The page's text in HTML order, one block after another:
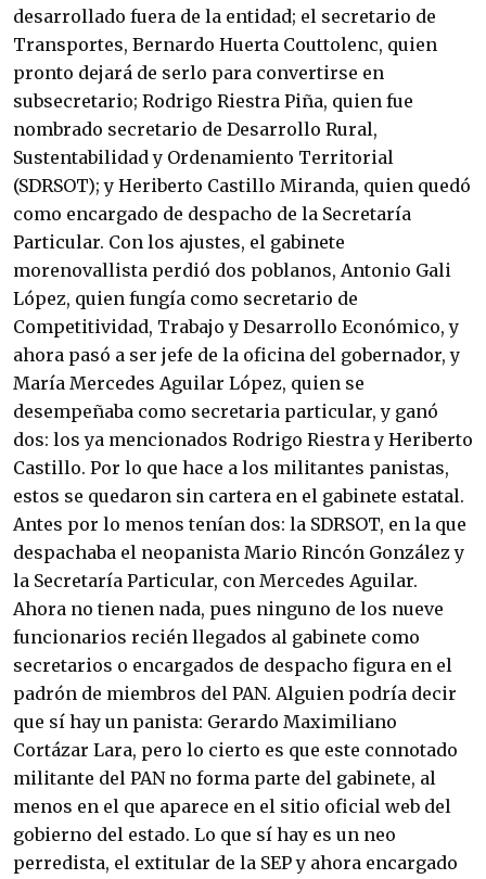
desarrollado fuera de la entidad; el secretario de
Transportes, Bernardo Huerta Couttolenc, quien
pronto dejará de serlo para convertirse en
subsecretario; Rodrigo Riestra Piña, quien fue
nombrado secretario de Desarrollo Rural,
Sustentabilidad y Ordenamiento Territorial
(SDRSOT); y Heriberto Castillo Miranda, quien quedó
como encargado de despacho de la Secretaría
Particular. Con los ajustes, el gabinete
morenovallista perdió dos poblanos, Antonio Gali
López, quien fungía como secretario de
Competitividad, Trabajo y Desarrollo Económico, y
ahora pasó a ser jefe de la oficina del gobernador, y
María Mercedes Aguilar López, quien se
desempeñaba como secretaria particular, y ganó
dos: los ya mencionados Rodrigo Riestra y Heriberto
Castillo. Por lo que hace a los militantes panistas,
estos se quedaron sin cartera en el gabinete estatal.
Antes por lo menos tenían dos: la SDRSOT, en la que
despachaba el neopanista Mario Rincón González y
la Secretaría Particular, con Mercedes Aguilar.
Ahora no tienen nada, pues ninguno de los nueve
funcionarios recién llegados al gabinete como
secretarios o encargados de despacho figura en el
padrón de miembros del PAN. Alguien podría decir
que sí hay un panista: Gerardo Maximiliano
Cortázar Lara, pero lo cierto es que este connotado
militante del PAN no forma parte del gabinete, al
menos en el que aparece en el sitio oficial web del
gobierno del estado. Lo que sí hay es un neo
perredista, el extitular de la SEP y ahora encargado